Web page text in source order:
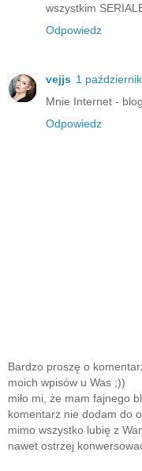
wszystkim
Odpowiedz
vejjs 1
Mnie Internet -
Odpowiedz
Bardzo proszę o
moich wpisów u Was ;))
miło mi, że mam fajnego
komentarz nie dodam do
mimo wszystko lubię z
nawet ostrzej